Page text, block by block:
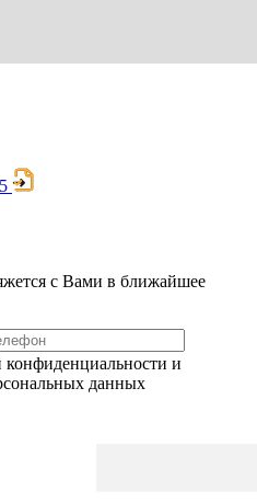
с Вами в ближайшее
конфиденциальности и
данных